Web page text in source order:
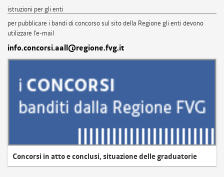
istruzioni per gli enti
per pubblicare i bandi di concorso sul sito della Regione gli enti devono
utilizzare l'e-mail
info.concorsi.aall@regione.fvg.it
Concorsi in atto e conclusi, situazione delle graduatorie